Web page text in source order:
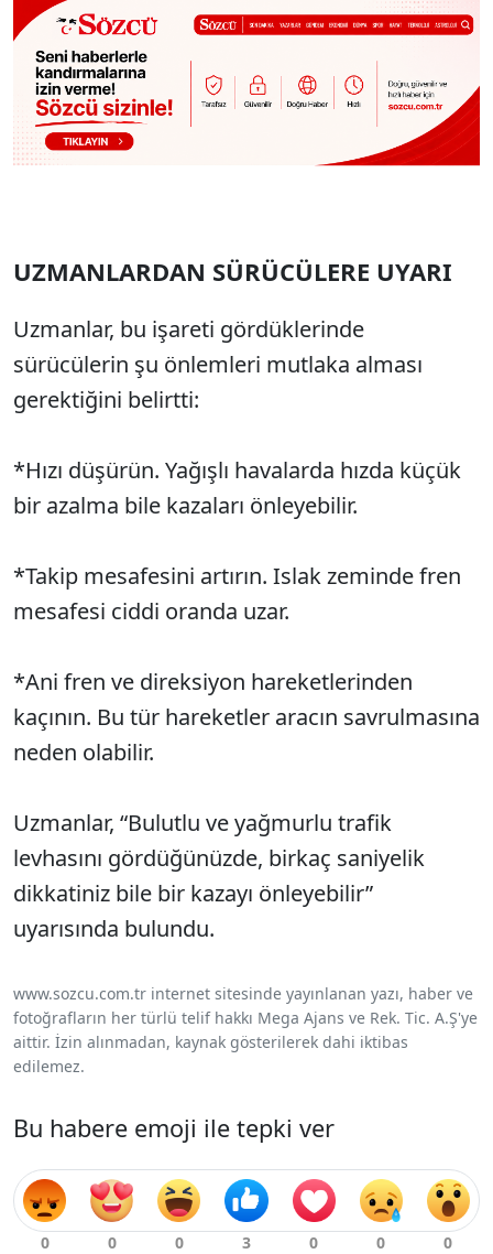
UZMANLARDAN SÜRÜCÜLERE UYARI
Uzmanlar, bu işareti gördüklerinde
sürücülerin şu önlemleri mutlaka alması
gerektiğini belirtti:
*Hızı düşürün. Yağışlı havalarda hızda küçük
bir azalma bile kazaları önleyebilir.
*Takip mesafesini artırın. Islak zeminde fren
mesafesi ciddi oranda uzar.
*Ani fren ve direksiyon hareketlerinden
kaçının. Bu tür hareketler aracın savrulmasına
neden olabilir.
Uzmanlar, “Bulutlu ve yağmurlu trafik
levhasını gördüğünüzde, birkaç saniyelik
dikkatiniz bile bir kazayı önleyebilir”
uyarısında bulundu.
www.sozcu.com.tr internet sitesinde yayınlanan yazı, haber ve
fotoğrafların her türlü telif hakkı Mega Ajans ve Rek. Tic. A.Ş'ye
aittir. İzin alınmadan, kaynak gösterilerek dahi iktibas
edilemez.
Bu habere emoji ile tepki ver